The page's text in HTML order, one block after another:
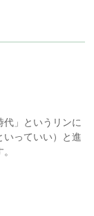
」というリンに
いっていい）と進